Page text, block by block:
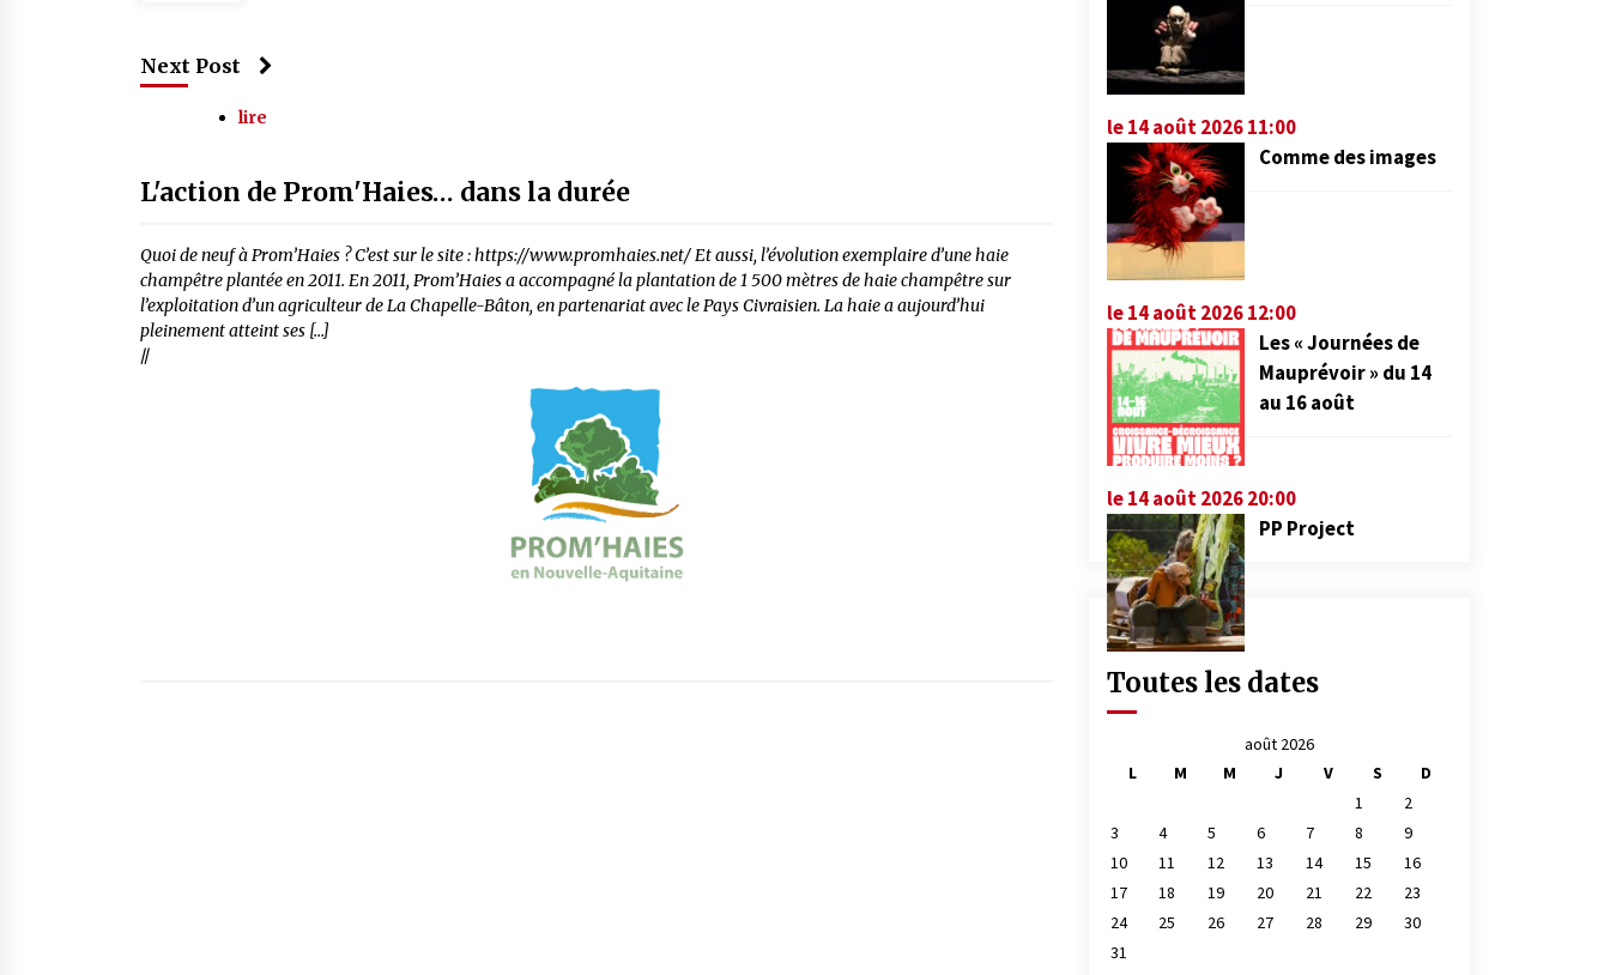
Next Post
lire
L'action de Prom'Haies… dans la durée
Quoi de neuf à Prom’Haies ? C’est sur le site : https://www.promhaies.net/ Et aussi, l’évolution exemplaire d’une haie
champêtre plantée en 2011. En 2011, Prom’Haies a accompagné la plantation de 1 500 mètres de haie champêtre sur
l’exploitation d’un agriculteur de La Chapelle-Bâton, en partenariat avec le Pays Civraisien. La haie a aujourd’hui
pleinement atteint ses […]
//
le 14 août 2026 11:00
Comme des images
le 14 août 2026 12:00
Les « Journées de
Mauprévoir » du 14
au 16 août
le 14 août 2026 20:00
PP Project
Toutes les dates
août 2026
L
M M J V S
D
1
2
3
4 5 6 7 8
9
10
11 12 13 14 15
16
17
18 19 20 21 22
23
24
25 26 27 28 29
30
31